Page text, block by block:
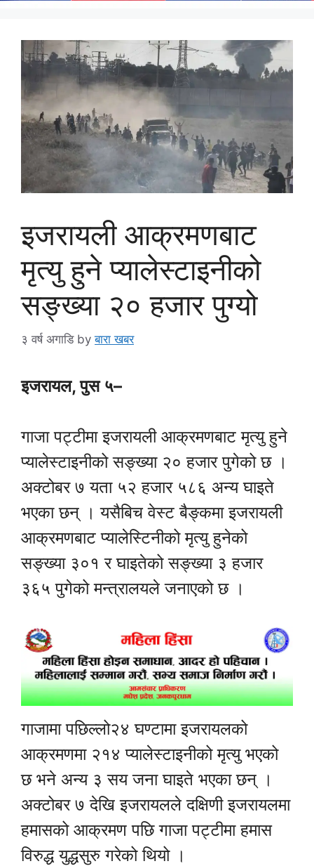
इजरायली आक्रमणबाट
मृत्यु हुने प्यालेस्टाइनीको
सङ्ख्या २० हजार पुग्यो
३ वर्ष अगाडि byबारा खबर
इजरायल, पुस ५–
गाजा पट्टीमा इजरायली आक्रमणबाट मृत्यु हुने
प्यालेस्टाइनीको सङ्ख्या २० हजार पुगेको छ ।
अक्टोबर ७ यता ५२ हजार ५८६ अन्य घाइते
भएका छन् । यसैबिच वेस्ट बैङ्कमा इजरायली
आक्रमणबाट प्यालेस्टिनीको मृत्यु हुनेको
सङ्ख्या ३०१ र घाइतेको सङ्ख्या ३ हजार
३६५ पुगेको मन्त्रालयले जनाएको छ ।
गाजामा पछिल्लो२४ घण्टामा इजरायलको
आक्रमणमा २१४ प्यालेस्टाइनीको मृत्यु भएको
छ भने अन्य ३ सय जना घाइते भएका छन् ।
अक्टोबर ७ देखि इजरायलले दक्षिणी इजरायलमा
हमासको आक्रमण पछि गाजा पट्टीमा हमास
विरुद्ध युद्धसुरु गरेको थियो ।